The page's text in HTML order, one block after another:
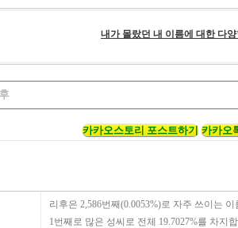
내가 몰랐던 내 이름에 대한 다
카카오스토리 포스트하기 카카오
리후은 2,586번째(0.0053%)로 자주 쓰이는
1번째로 많은 성씨로 전체 19.7027%를 차지